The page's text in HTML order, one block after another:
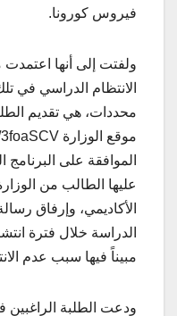
فيروس كورونا.
ولفتت إلى أنها اعتمدت
الانتظام الدراسي في
محددات، هي تقديم
الموافقة على
عليها الطالب من
الأكاديمي، وإرفاق
الدراسة خلال فترة
مبيناً فيها سبب عدم
ودعت الطلبة الراغبين